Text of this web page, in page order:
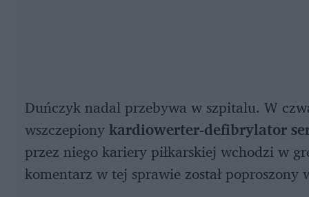
Duńczyk nadal przebywa w szpitalu. W
wszczepionykardiowerter-defibrylator
przez niego kariery piłkarskiej wchodzi w
komentarz w tej sprawie został